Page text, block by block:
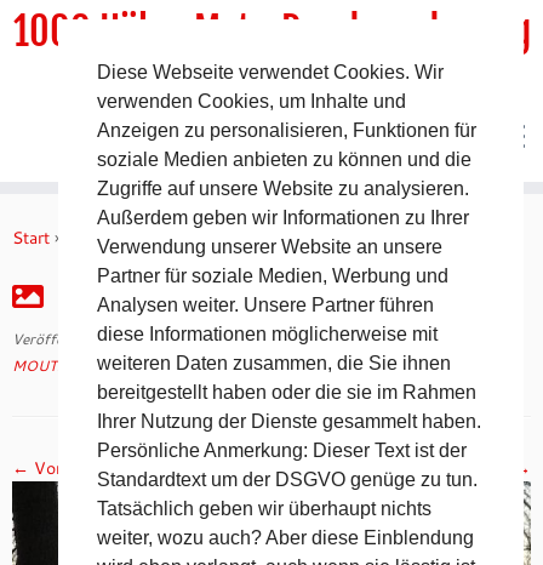
Inhalt
1000 HöhenMeterRundwanderweg
DER Rundwanderweg um Pommelsbrunn
Start » MOUTAINMAN Impressionen vom 6.1.20 » IMG_7407
IMG_7407
Veröffentlicht am8. Januar 2020mit den Abmessungen2560 × 2560
MOUTAINMAN Impressionen vom 6.1.20.
← Vorheriges Nächstes →
Diese Webseite verwendet Cookies. Wir
verwenden Cookies, um Inhalte und
Anzeigen zu personalisieren, Funktionen für
soziale Medien anbieten zu können und die
Zugriffe auf unsere Website zu analysieren.
Außerdem geben wir Informationen zu Ihrer
Verwendung unserer Website an unsere
Partner für soziale Medien, Werbung und
Analysen weiter. Unsere Partner führen
diese Informationen möglicherweise mit
weiteren Daten zusammen, die Sie ihnen
bereitgestellt haben oder die sie im Rahmen
Ihrer Nutzung der Dienste gesammelt haben.
Persönliche Anmerkung: Dieser Text ist der
Standardtext um der DSGVO genüge zu tun.
Tatsächlich geben wir überhaupt nichts
weiter, wozu auch? Aber diese Einblendung